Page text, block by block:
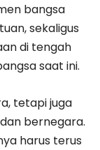
bangsa
sekaligus
di tengah
saat ini.
tetapi juga
bernegara.
harus terus